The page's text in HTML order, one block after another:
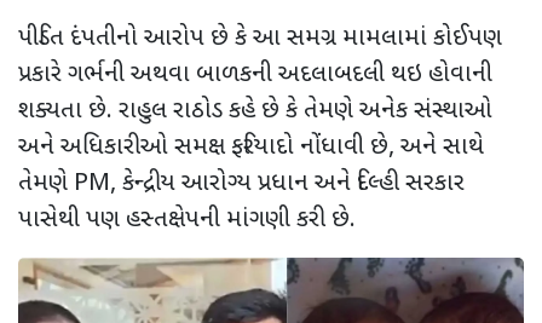
પીડિત દંપતીનો આરોપ છે કે આ સમગ્ર મામલામાં કોઈપણ
પ્રકારે ગર્ભની અથવા બાળકની અદલાબદલી થઇ હોવાની
શક્યતા છે. રાહુલ રાઠોડ કહે છે કે તેમણે અનેક સંસ્થાઓ
અને અધિકારીઓ સમક્ષ ફરિયાદો નોંધાવી છે, અને સાથે
તેમણે PM, કેન્દ્રીય આરોગ્ય પ્રધાન અને દિલ્હી સરકાર
પાસેથી પણ હસ્તક્ષેપની માંગણી કરી છે.